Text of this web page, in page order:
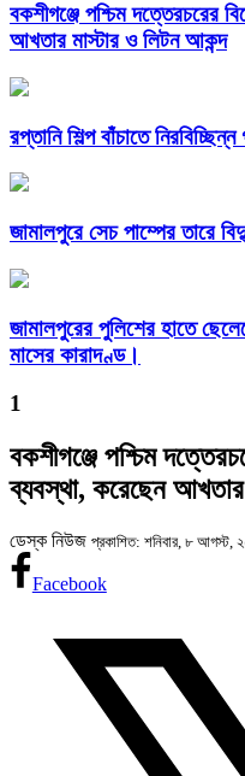
বকশীগঞ্জে পশ্চিম দত্তেরচরের
আখতার মাস্টার ও লিটন আকন্দ
রপ্তানি শিল্প বাঁচাতে
জামালপুরে সেচ পাম্পের তারে
জামালপুরের পুলিশের হাতে
মাসের কারাদণ্ড।
1
বকশীগঞ্জে পশ্চিম
ব্যবস্থা, করেছেন
ডেস্ক নিউজ প্রকাশিত: শনিবার, ৮ আগস্ট,
Facebook